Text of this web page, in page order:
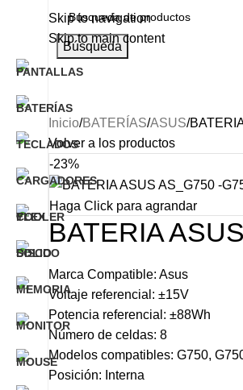
Skip to navigation
Skip to main content
Búsqueda
Categorías
Inicio BATERÍAS ASUS
Volver a los productos
-23%
Haga Click para agrandar
BATERIA
Marca Compatible: Asus
Voltaje referencial: ±15V
Potencia referencial: ±88Wh
Número de celdas: 8
Modelos compatibles: G750,
Posición: Interna